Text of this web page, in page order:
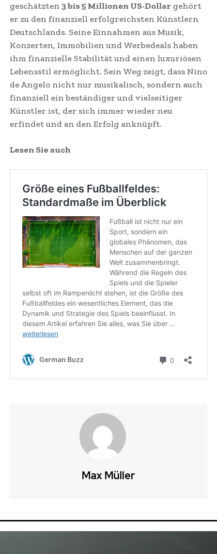
geschätzten 3 bis 5 Millionen US-Dollar gehört
er zu den finanziell erfolgreichsten Künstlern
Deutschlands. Seine Einnahmen aus Musik,
Konzerten, Immobilien und Werbedeals haben
ihm finanzielle Stabilität und einen luxuriösen
Lebensstil ermöglicht. Sein Weg zeigt, dass Nino
de Angelo nicht nur musikalisch, sondern auch
finanziell ein beständiger und vielseitiger
Künstler ist, der sich immer wieder neu
erfindet und an den Erfolg anknüpft.
Lesen Sie auch
Max Müller